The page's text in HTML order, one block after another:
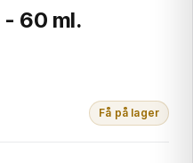
60 ml.
Få på lager